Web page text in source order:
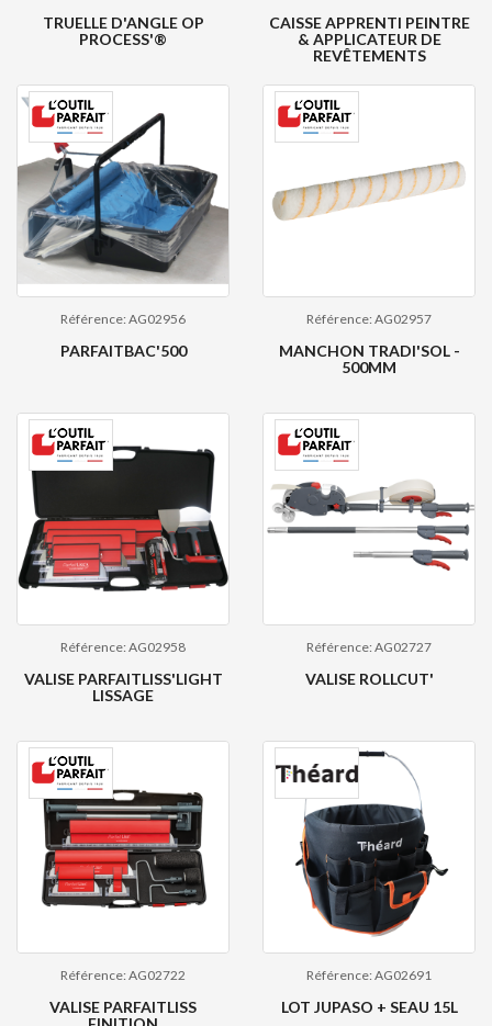
TRUELLE D'ANGLE OP
PROCESS'®
CAISSE APPRENTI PEINTRE
& APPLICATEUR DE
REVÊTEMENTS
Référence: AG02956
PARFAITBAC'500
Référence: AG02957
MANCHON TRADI'SOL -
500MM
Référence: AG02958
VALISE PARFAITLISS'LIGHT
LISSAGE
Référence: AG02727
VALISE ROLLCUT'
Référence: AG02722
VALISE PARFAITLISS
Référence: AG02691
LOT JUPASO + SEAU 15L